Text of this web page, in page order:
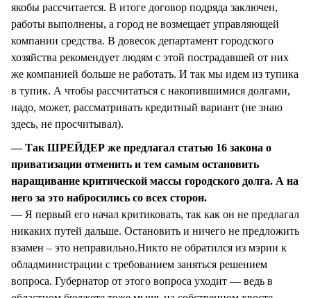
якобы рассчитается. В итоге договор подряда заключен,
работы выполнены, а город не возмещает управляющей
компании средства. В довесок департамент городского
хозяйства рекомендует людям с этой пострадавшей от них
же компанией больше не работать. И так мы идем из тупика
в тупик. А чтобы рассчитаться с накопившимися долгами,
надо, может, рассматривать кредитный вариант (не знаю
здесь, не просчитывал).
— Так ШРЕЙДЕР же предлагал статью 16 закона о
приватизации отменить и тем самым остановить
наращивание критической массы городского долга. А на
него за это набросились со всех сторон.
— Я первый его начал критиковать, так как он не предлагал
никаких путей дальше. Остановить и ничего не предложить
взамен – это неправильно.Никто не обратился из мэрии к
обладминистрации с требованием заняться решением
вопроса. Губернатор от этого вопроса уходит — ведь в